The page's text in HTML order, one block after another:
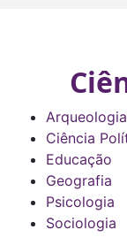
Arqueologia
Ciência
Educação
Geografia
Psicologia
Sociologia